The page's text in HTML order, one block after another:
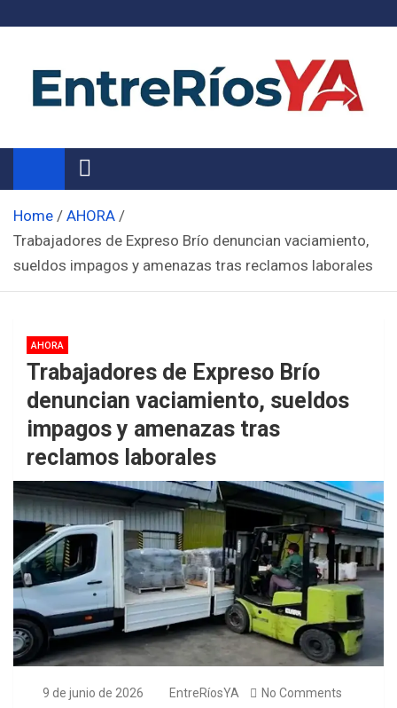
Noticias de Entre Ríos
Información de toda la provincia ahora
Home
AHORA
Trabajadores de Expreso Brío denuncian vaciamiento,
sueldos impagos y amenazas tras reclamos laborales
AHORA
Trabajadores de Expreso Brío
denuncian vaciamiento, sueldos
impagos y amenazas tras
reclamos laborales
9 de junio de 2026 EntreRíosYA No Comments